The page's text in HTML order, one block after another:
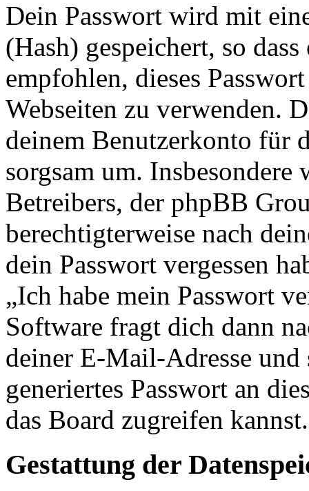
Dein Passwort wird mit
(Hash) gespeichert, so
empfohlen, dieses
Webseiten zu verwenden.
deinem Benutzerkonto für
sorgsam um.
Betreibers, der phpBB
berechtigterweise nach
dein Passwort vergessen
„Ich habe mein Passwort
Software fragt dich dann
deiner E-Mail-Adresse und
generiertes Passwort an
das Board zugreifen kannst.
Gestattung der